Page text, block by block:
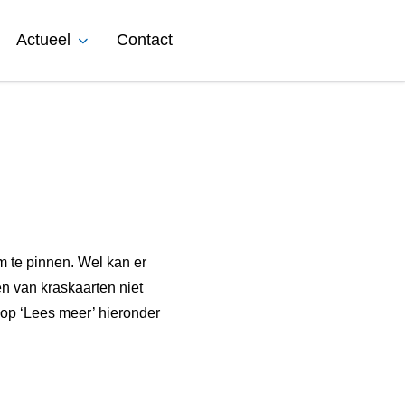
Actueel Contact
te pinnen. Wel kan er
van kraskaarten niet
‘Lees meer’ hieronder